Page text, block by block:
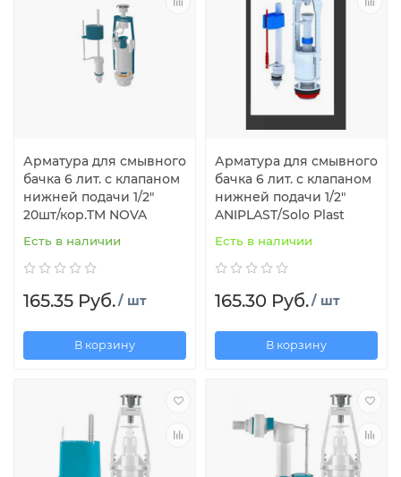
Арматура для смывного
бачка 6 лит. с клапаном
нижней подачи 1/2"
20шт/кор.TM NOVA
Есть в наличии
165.35 Руб./ шт
В корзину
Арматура для смывного
бачка 6 лит. с клапаном
нижней подачи 1/2"
ANIPLAST/Solo Plast
Есть в наличии
165.30 Руб./ шт
В корзину